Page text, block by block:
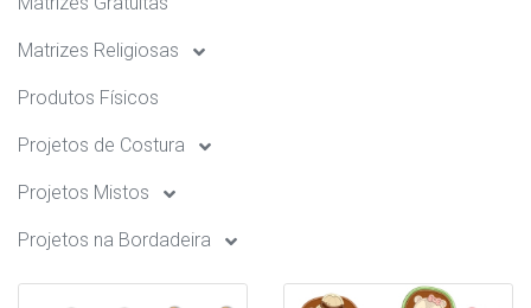
Matrizes Religiosas
Produtos Físicos
Projetos de Costura
Projetos Mistos
Projetos na Bordadeira